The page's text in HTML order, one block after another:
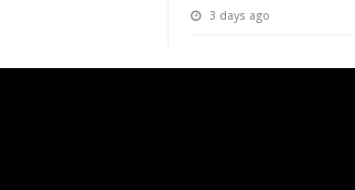
3 days ago